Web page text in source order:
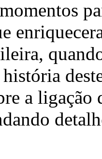
história
a ligação